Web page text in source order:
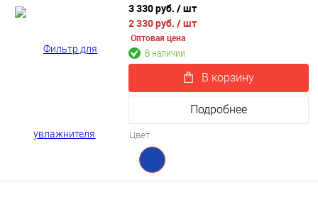
3 330 руб. / шт
2 330 руб. / шт
Оптовая цена
В наличии
В корзину
Подробнее
Цвет